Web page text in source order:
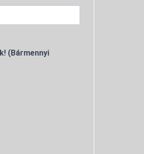
(Bármennyi